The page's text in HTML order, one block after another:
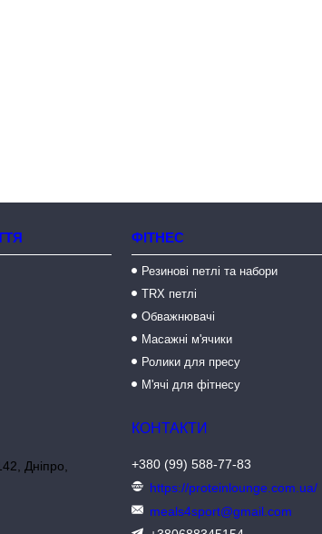
ФІТНЕС
Резинові петлі та набори
TRX петлі
Обважнювачі
Масажні м'ячики
Ролики для пресу
М'ячі для фітнесу
Дніпро,
+380 (99) 588-77-83
https://proteinlounge.com.ua/
meals4sport@gmail.com